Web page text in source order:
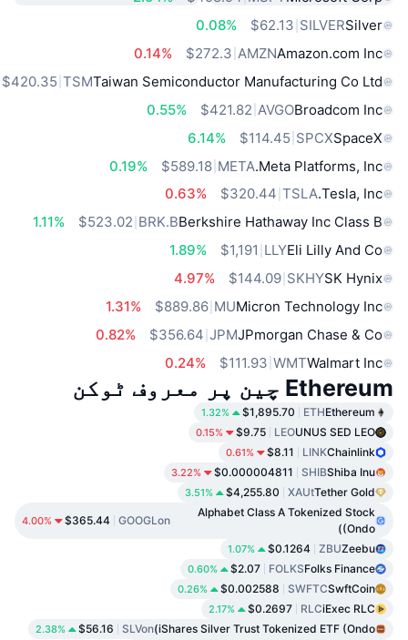
Silver
SILVER
$62.13
0.08%
Amazon.com Inc
AMZN
$272.3
0.14%
Taiwan Semiconductor Manufacturing Co Ltd
TSM
$420.35
Broadcom Inc
AVGO
$421.82
0.55%
SpaceX
SPCX
$114.45
6.14%
Meta Platforms, Inc.
META
$589.18
0.19%
Tesla, Inc.
TSLA
$320.44
0.63%
Berkshire Hathaway Inc Class B
BRK.B
$523.02
1.11%
Eli Lilly And Co
LLY
$1,191
1.89%
SK Hynix
SKHY
$144.09
4.97%
Micron Technology Inc
MU
$889.86
1.31%
JPmorgan Chase & Co
JPM
$356.64
0.82%
Walmart Inc
WMT
$111.93
0.24%
Ethereum چین پر معروف ٹوکن
Ethereum
ETH
$1,895.70
1.32%
UNUS SED LEO
LEO
$9.75
0.15%
Chainlink
LINK
$8.11
0.61%
Shiba Inu
SHIB
$0.000004811
3.22%
Tether Gold
XAUt
$4,255.80
3.51%
Alphabet Class A Tokenized Stock
(Ondo)
GOOGLon
$365.44
4.00%
Zeebu
ZBU
$0.1264
1.07%
Folks Finance
FOLKS
$2.07
0.60%
SwftCoin
SWFTC
$0.002588
0.26%
iExec RLC
RLC
$0.2697
2.17%
iShares Silver Trust Tokenized ETF (Ondo)
SLVon
$56.16
2.38%